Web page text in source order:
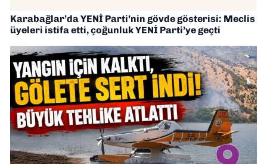
Karabağlar’da YENİ Parti’nin gövde gösterisi: Meclis
üyeleri istifa etti, çoğunluk YENİ Parti’ye geçti